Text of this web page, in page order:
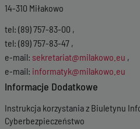
14-310 Miłakowo
tel: (89) 757-83-00 ,
tel: (89) 757-83-47 ,
e-mail: sekretariat@milakowo.eu ,
e-mail: informatyk@milakowo.eu
Informacje Dodatkowe
Instrukcja korzystania z Biuletynu
Cyberbezpieczeństwo